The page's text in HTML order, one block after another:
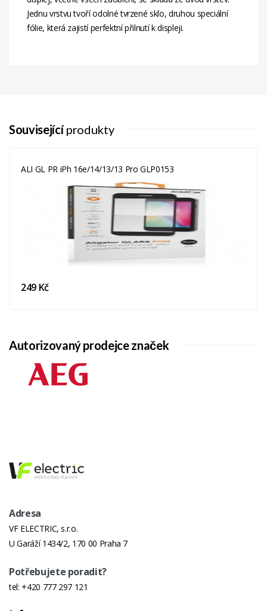
Jednu vrstvu tvoří odolné tvrzené sklo, druhou speciální
fólie, která zajistí perfektní přilnutí k displeji.
Související produkty
ALI GL PR iPh 16e/14/13/13 Pro GLP0153
249 Kč
Autorizovaný prodejce značek
Adresa
VF ELECTRIC, s.r.o.
U Garáží 1434/2, 170 00 Praha 7
Potřebujete poradit?
tel: +420 777 297 121